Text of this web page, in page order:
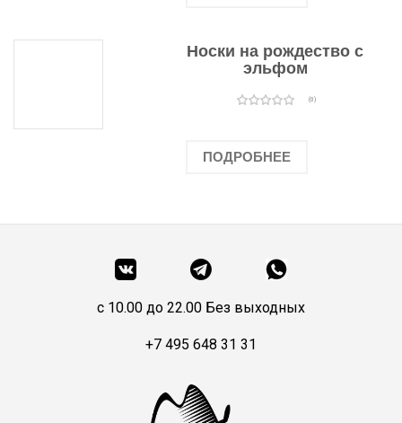
Носки на рождество с
эльфом
(0)
ПОДРОБНЕЕ
c 10.00 до 22.00 Без выходных
+7 495 648 31 31